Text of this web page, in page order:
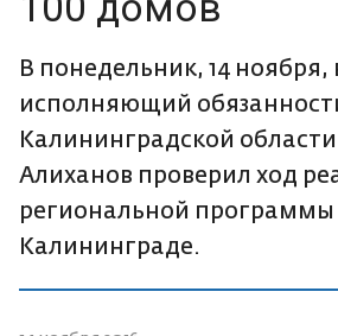
В понедельник, 14
исполняющий
Калининградской
Алиханов проверил ход
региональной программы
Калининграде.